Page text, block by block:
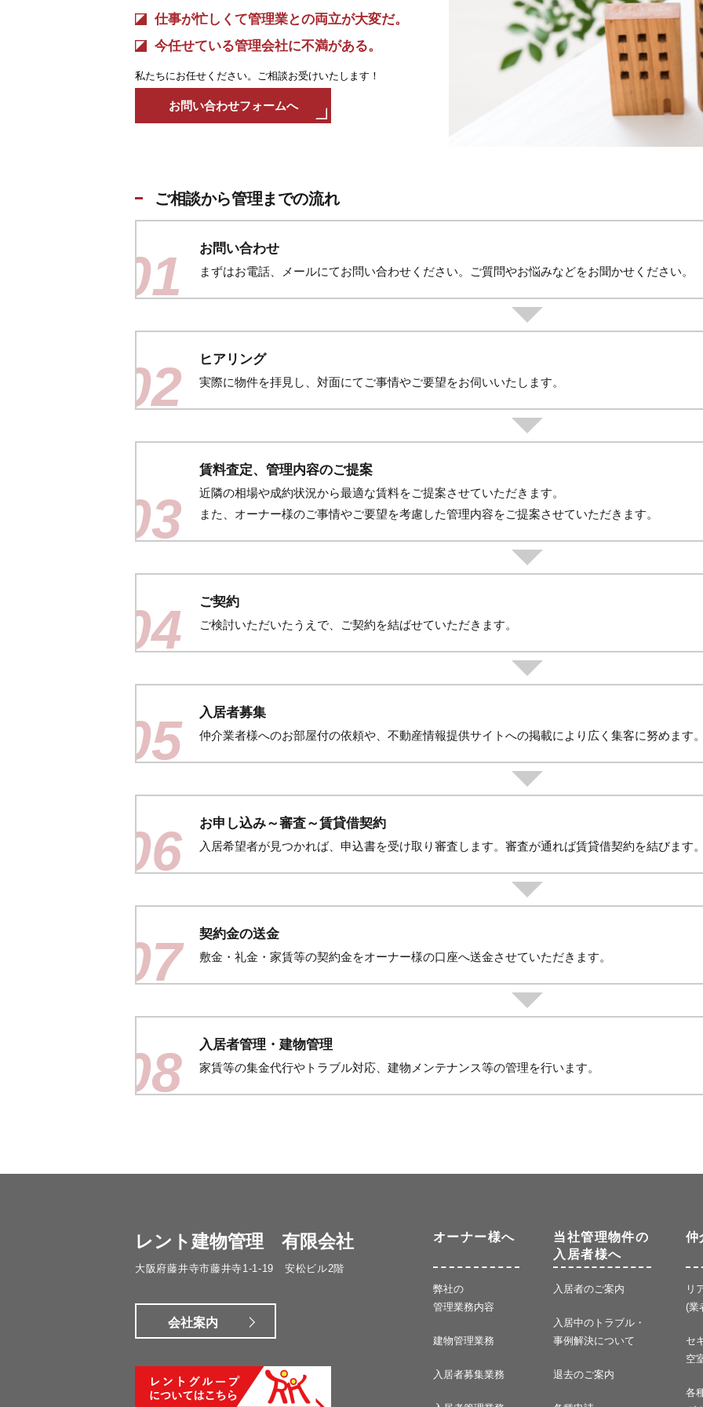
仕事が忙しくて管理業との両立が大変だ。
今任せている管理会社に不満がある。
私たちにお任せください。ご相談お受けいたします！
お問い合わせフォームへ
ご相談から管理までの流れ
01 お問い合わせ
まずはお電話、メールにてお問い合わせください。ご質問やお悩みなどをお聞かせください。
02 ヒアリング
実際に物件を拝見し、対面にてご事情やご要望をお伺いいたします。
03
賃料査定、管理内容のご提案
近隣の相場や成約状況から最適な賃料をご提案させていただきます。
また、オーナー様のご事情やご要望を考慮した管理内容をご提案させていただきます。
04 ご契約
ご検討いただいたうえで、ご契約を結ばせていただきます。
05 入居者募集
仲介業者様へのお部屋付の依頼や、不動産情報提供サイトへの掲載により広く集客に努めます
06 お申し込み～審査～賃貸借契約
入居希望者が見つかれば、申込書を受け取り審査します。審査が通れば賃貸借契約を結びます
07 契約金の送金
敷金・礼金・家賃等の契約金をオーナー様の口座へ送金させていただきます。
08 入居者管理・建物管理
家賃等の集金代行やトラブル対応、建物メンテナンス等の管理を行います。
レント建物管理 有限会社
大阪府藤井寺市藤井寺1-1-19 安松ビル2階
会社案内
オーナー様へ
弊社の
管理業務内容
建物管理業務
入居者募集業務
当社管理物件の
入居者様へ
入居者のご案内
入居中のトラブル・
事例解決について
退去のご案内
仲
リ
(業
セ
空
各